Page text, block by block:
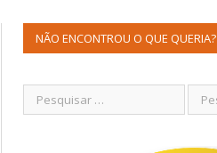
NÃO ENCONTROU O QUE QUERIA?